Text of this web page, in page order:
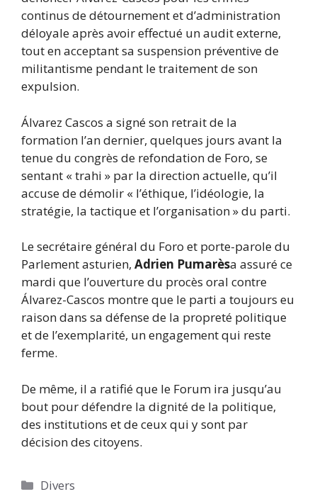
continus de détournement et d’administration
déloyale après avoir effectué un audit externe,
tout en acceptant sa suspension préventive de
militantisme pendant le traitement de son
expulsion.
Álvarez Cascos a signé son retrait de la
formation l’an dernier, quelques jours avant la
tenue du congrès de refondation de Foro, se
sentant « trahi » par la direction actuelle, qu’il
accuse de démolir « l’éthique, l’idéologie, la
stratégie, la tactique et l’organisation » du parti.
Le secrétaire général du Foro et porte-parole du
Parlement asturien, Adrien Pumarèsa assuré ce
mardi que l’ouverture du procès oral contre
Álvarez-Cascos montre que le parti a toujours eu
raison dans sa défense de la propreté politique
et de l’exemplarité, un engagement qui reste
ferme.
De même, il a ratifié que le Forum ira jusqu’au
bout pour défendre la dignité de la politique,
des institutions et de ceux qui y sont par
décision des citoyens.
Catégories
Divers